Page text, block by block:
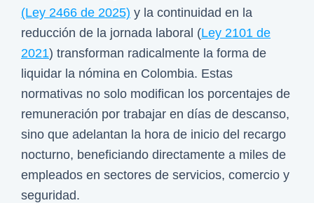
(Ley 2466 de 2025) y la continuidad en la
reducción de la jornada laboral (Ley 2101 de
2021) transforman radicalmente la forma de
liquidar la nómina en Colombia. Estas
normativas no solo modifican los porcentajes de
remuneración por trabajar en días de descanso,
sino que adelantan la hora de inicio del recargo
nocturno, beneficiando directamente a miles de
empleados en sectores de servicios, comercio y
seguridad.